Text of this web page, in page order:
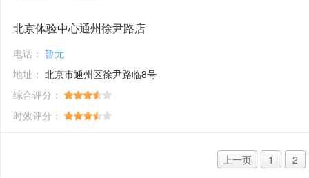
北京体验中心通州徐尹路店
电话： 暂无
地址： 北京市通州区徐尹路临8号
综合评分：
时效评分：
上一页 1 2